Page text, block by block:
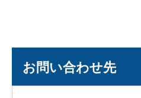
お問い合わせ先